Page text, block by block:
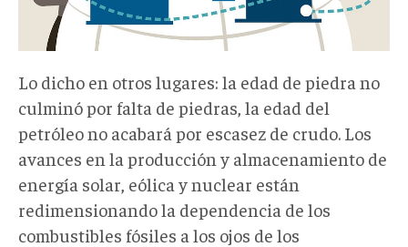
Lo dicho en otros lugares: la edad de piedra no
culminó por falta de piedras, la edad del
petróleo no acabará por escasez de crudo. Los
avances en la producción y almacenamiento de
energía solar, eólica y nuclear están
redimensionando la dependencia de los
combustibles fósiles a los ojos de los